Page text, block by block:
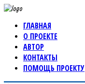
ГЛАВНАЯ
О ПРОЕКТЕ
АВТОР
КОНТАКТЫ
ПОМОЩЬ ПРОЕКТУ